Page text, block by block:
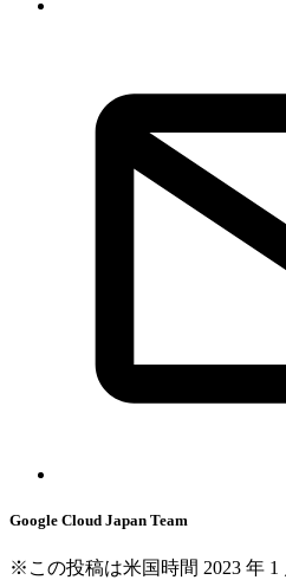
Google Cloud Japan Team
※この投稿は米国時間 2023 年 1